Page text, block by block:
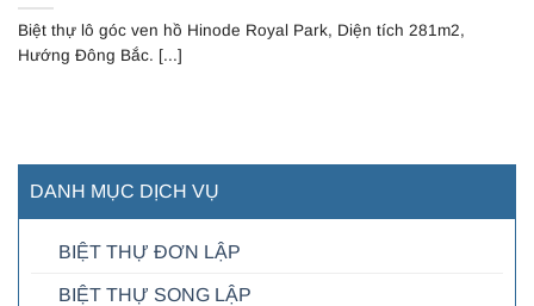
Biệt thự lô góc ven hồ Hinode Royal Park, Diện tích 281m2,
Hướng Đông Bắc. [...]
DANH MỤC DỊCH VỤ
BIỆT THỰ ĐƠN LẬP
BIỆT THỰ SONG LẬP